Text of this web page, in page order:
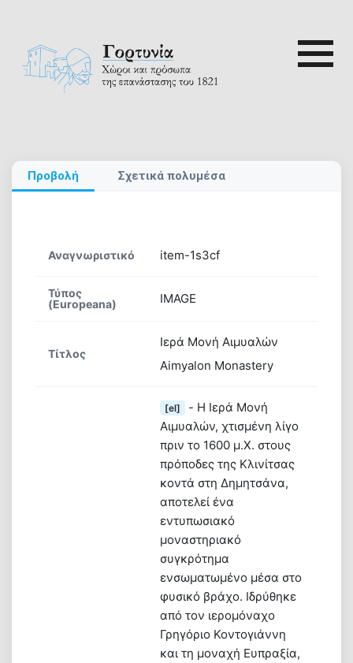
Γορτυνία
1821
Αξιοθέατα
Διαδρομές
Ψηφιακή βιβλιοθήκη
για:
Προβολή Σχετικά πολυμέσα
Αναγνωριστικό item-1s3cf
Τύπος
(Europeana)
IMAGE
Τίτλος
Ιερά Μονή Αιμυαλών
Aimyalon Monastery
[el]
- Η Ιερά Μονή
Αιμυαλών, χτισμένη λίγο
πριν το 1600 μ.Χ. στους
πρόποδες της Κλινίτσας
κοντά στη Δημητσάνα,
αποτελεί ένα
εντυπωσιακό
μοναστηριακό
συγκρότημα
ενσωματωμένο μέσα στο
φυσικό βράχο. Ιδρύθηκε
από τον ιερομόναχο
Γρηγόριο Κοντογιάννη
και τη μοναχή Ευπραξία,